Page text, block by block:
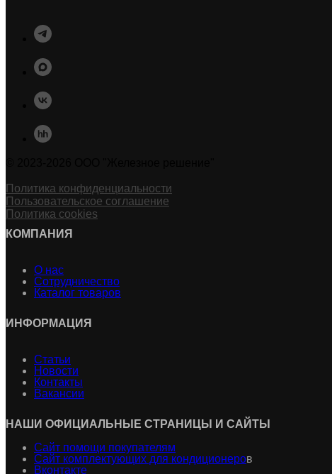
Политика конфиденциальности
Пользовательское соглашение
Политика cookies
КОМПАНИЯ
О нас
Сотрудничество
Каталог товаров
ИНФОРМАЦИЯ
Статьи
Новости
Контакты
Вакансии
НАШИ ОФИЦИАЛЬНЫЕ СТРАНИЦЫ И САЙТЫ
Сайт помощи покупателям
Сайт комплектующих для кондиционеров
Вконтакте